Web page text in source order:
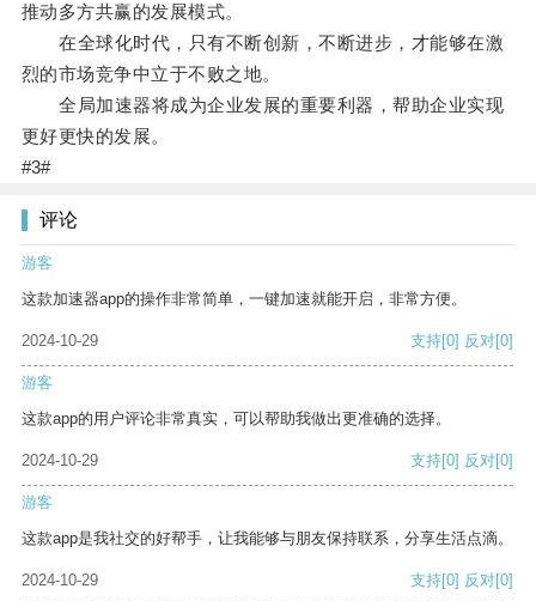
推动多方共赢的发展模式。
在全球化时代，只有不断创新，不断进步，才能够在激
烈的市场竞争中立于不败之地。
全局加速器将成为企业发展的重要利器，帮助企业实现
更好更快的发展。
#3#
评论
游客
这款加速器app的操作非常简单，一键加速就能开启，非常方便。
2024-10-29 支持[0] 反对[0]
游客
这款app的用户评论非常真实，可以帮助我做出更准确的选择。
2024-10-29 支持[0] 反对[0]
游客
这款app是我社交的好帮手，让我能够与朋友保持联系，分享生活点滴。
2024-10-29 支持[0] 反对[0]